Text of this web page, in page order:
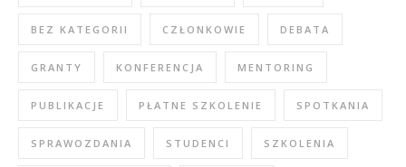
BEZ KATEGORII CZŁONKOWIE DEBATA
GRANTY KONFERENCJA MENTORING
PUBLIKACJE PŁATNE SZKOLENIE SPOTKANIA
SPRAWOZDANIA STUDENCI SZKOLENIA